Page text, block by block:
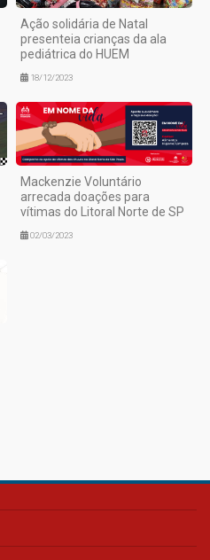
Ação solidária de Natal
presenteia crianças da ala
pediátrica do HUEM
18/12/2023
Mackenzie Voluntário
arrecada doações para
vítimas do Litoral Norte de SP
02/03/2023